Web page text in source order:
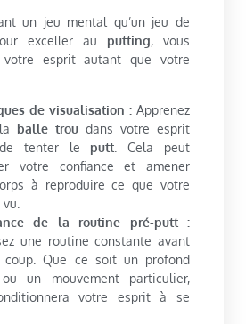
un jeu mental qu’un jeu de
exceller au putting, vous
votre esprit autant que votre
de visualisation : Apprenez
balle trou dans votre esprit
tenter le putt . Cela peut
votre confiance et amener
à reproduire ce que votre
de la routine pré-putt :
une routine constante avant
coup. Que ce soit un profond
un mouvement particulier,
votre esprit à se